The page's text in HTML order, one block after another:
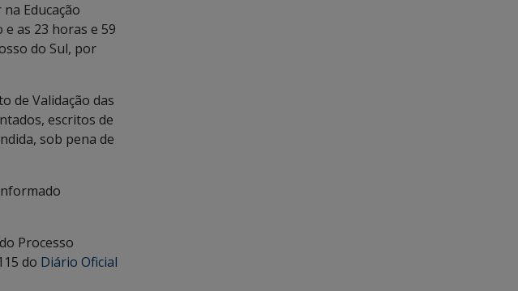
Educação
as 23 horas e 59
do Sul, por
de Validação das
escritos de
sob pena de
Processo
do Diário Oficial